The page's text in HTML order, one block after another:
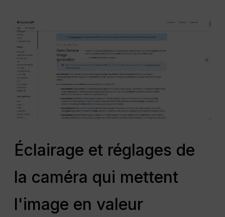
Éclairage et réglages de
la caméra qui mettent
l'image en valeur